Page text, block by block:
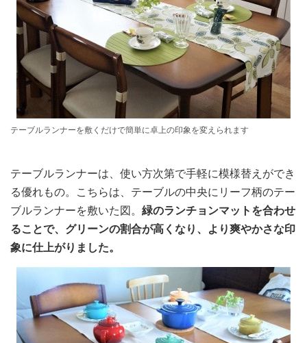
テーブルランナーを敷くだけで簡単に卓上の印象を変えられます
テーブルランナーは、使い方次第で手軽に模様替えができ
る優れもの。こちらは、テーブルの中央にリーフ柄のテー
ブルランナーを敷いた図。 緑のランチョンマットを合わせ
ることで、グリーンの割合が高くなり、より爽やかさな印
象に仕上がりました。